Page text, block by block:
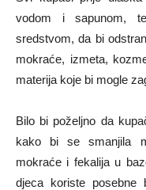
vodom i sapunom, te
sredstvom, da bi
mokraće, izmeta,
materija koje bi mogle
Bilo bi poželjno da
kako bi se smanjila
mokraće i fekalija u
djeca koriste posebne